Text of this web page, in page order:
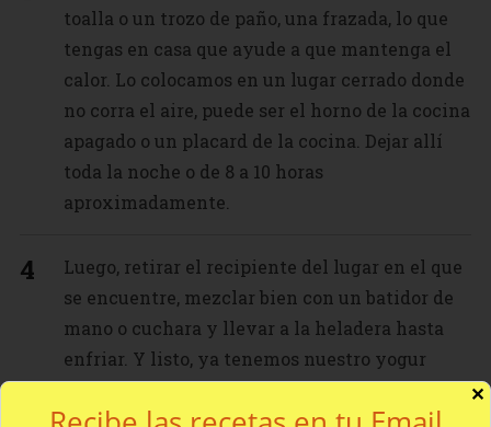
toalla o un trozo de paño, una frazada, lo que
tengas en casa que ayude a que mantenga el
calor. Lo colocamos en un lugar cerrado donde
no corra el aire, puede ser el horno de la cocina
apagado o un placard de la cocina. Dejar allí
toda la noche o de 8 a 10 horas
aproximadamente.
Luego, retirar el recipiente del lugar en el que
se encuentre, mezclar bien con un batidor de
mano o cuchara y llevar a la heladera hasta
enfriar. Y listo, ya tenemos nuestro yogur
casero para toda la semana.
✕